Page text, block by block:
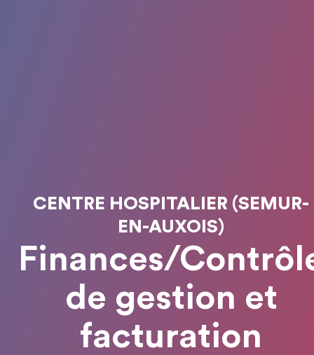
CENTRE HOSPITALIER (SEMUR-
EN-AUXOIS)
Finances/
de gestion et
facturation